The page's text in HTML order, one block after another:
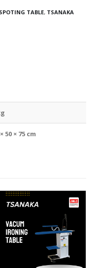
SPOTING TABLE, TSANAKA
50 × 75 cm